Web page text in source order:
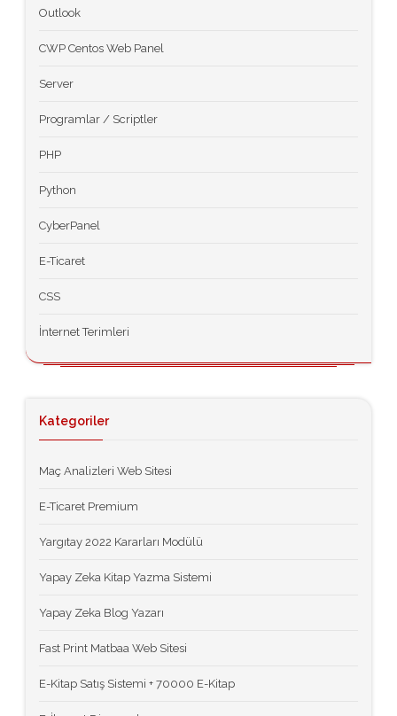
Outlook
CWP Centos Web Panel
Server
Programlar / Scriptler
PHP
Python
CyberPanel
E-Ticaret
CSS
İnternet Terimleri
Kategoriler
Maç Analizleri Web Sitesi
E-Ticaret Premium
Yargıtay 2022 Kararları Modülü
Yapay Zeka Kitap Yazma Sistemi
Yapay Zeka Blog Yazarı
Fast Print Matbaa Web Sitesi
E-Kitap Satış Sistemi + 70000 E-Kitap